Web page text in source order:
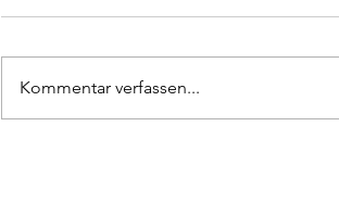
Kommentar verfassen...